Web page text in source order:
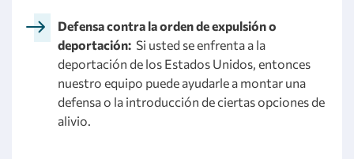
Defensa contra la orden de expulsión o
deportación: Si usted se enfrenta a la
deportación de los Estados Unidos, entonces
nuestro equipo puede ayudarle a montar una
defensa o la introducción de ciertas opciones de
alivio.